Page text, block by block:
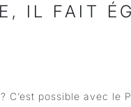
IL FAIT
C’est possible avec le